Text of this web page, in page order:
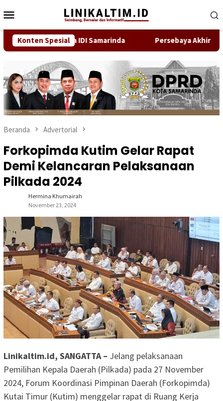
ke
kontenMobile
Konten Spesial
Anggota IDI Samarinda Persebaya Akhiri
Beranda Advertorial
Forkopimda Kutim Gelar Rapat
Demi Kelancaran Pelaksanaan
Pilkada 2024
Hermina Khumairah
November 23, 2024
Linikaltim.id, SANGATTA – Jelang pelaksanaan
Pemilihan Kepala Daerah (Pilkada) pada 27 November
2024, Forum Koordinasi Pimpinan Daerah (Forkopimda)
Kutai Timur (Kutim) menggelar rapat di Ruang Kerja